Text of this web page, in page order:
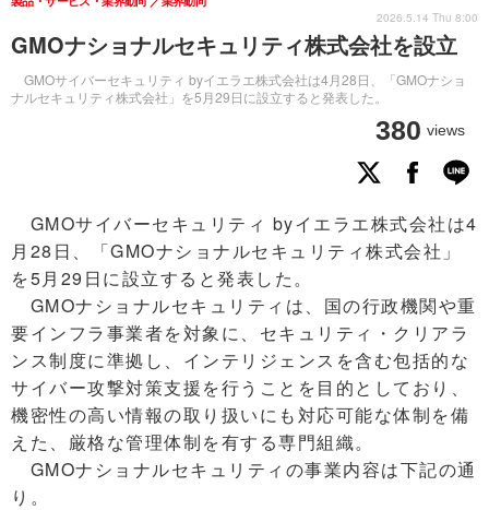
GMOナショナルセキュリティ株式会社を設立
GMOサイバーセキュリティ byイエラエ株式会社は4月28日、「GMOナショ
ナルセキュリティ株式会社」を5月29日に設立すると発表した。
380 views
2026.5.14 Thu 8:00
GMOサイバーセキュリティ byイエラエ株式会社は4
月28日、「GMOナショナルセキュリティ株式会社」
を5月29日に設立すると発表した。
GMOナショナルセキュリティは、国の行政機関や重
要インフラ事業者を対象に、セキュリティ・クリアラ
ンス制度に準拠し、インテリジェンスを含む包括的な
サイバー攻撃対策支援を行うことを目的としており、
機密性の高い情報の取り扱いにも対応可能な体制を備
えた、厳格な管理体制を有する専門組織。
GMOナショナルセキュリティの事業内容は下記の通
り。